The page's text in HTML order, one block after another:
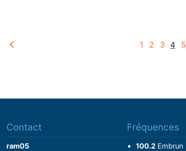
1 2 3 4 5
Contact
ram05
Fréquences
100.2Embrun